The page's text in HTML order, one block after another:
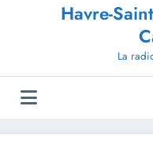
Havre-
La